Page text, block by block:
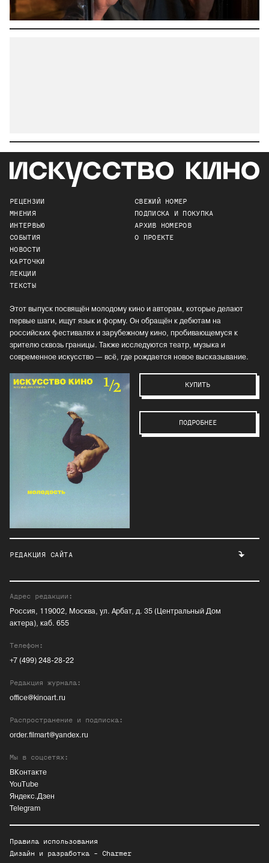
РЕЦЕНЗИИ
МНЕНИЯ
ИНТЕРВЬЮ
СОБЫТИЯ
НОВОСТИ
КАРТОЧКИ
ЛЕКЦИИ
ТЕКСТЫ
СВЕЖИЙ НОМЕР
ПОДПИСКА И ПОКУПКА
АРХИВ НОМЕРОВ
О ПРОЕКТЕ
Этот выпуск посвящён молодому кино и авторам, которые делают
первые шаги, ищут язык и форму. Он обращён к дебютам на
российских фестивалях и зарубежному кино, пробивающемуся к
зрителю сквозь границы. Также исследуются театр, музыка и
современное искусство — всё, где рождается новое высказывание.
КУПИТЬ
ПОДРОБНЕЕ
РЕДАКЦИЯ САЙТА
Адрес редакции:
Россия, 119002, Москва, ул. Арбат, д. 35 (Центральный Дом
актера), каб. 655
Телефон:
+7 (499) 248-28-22
Редакция журнала:
office@kinoart.ru
Распространение и подписка:
order.filmart@yandex.ru
Мы в соцсетях:
ВКонтакте
YouTube
Яндекс.Дзен
Telegram
Правила использования
Дизайн и разработка - Charmer